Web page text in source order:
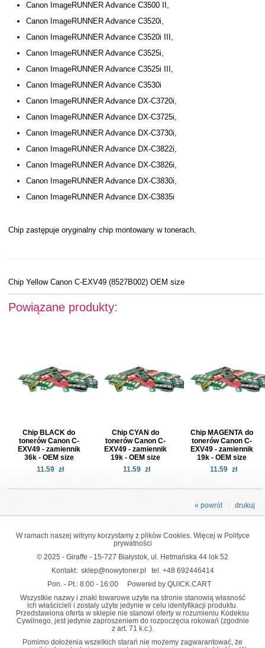
Canon ImageRUNNER Advance C3500 II,
Canon ImageRUNNER Advance C3520i,
Canon ImageRUNNER Advance C3520i III,
Canon ImageRUNNER Advance C3525i,
Canon ImageRUNNER Advance C3525i III,
Canon ImageRUNNER Advance C3530i
Canon ImageRUNNER Advance DX-C3720i,
Canon ImageRUNNER Advance DX-C3725i,
Canon ImageRUNNER Advance DX-C3730i,
Canon ImageRUNNER Advance DX-C3822i,
Canon ImageRUNNER Advance DX-C3826i,
Canon ImageRUNNER Advance DX-C3830i,
Canon ImageRUNNER Advance DX-C3835i
Chip zastępuje oryginalny chip montowany w tonerach.
Chip Yellow Canon C-EXV49 (8527B002) OEM size
Powiązane produkty:
Chip BLACK do
tonerów Canon C-
EXV49 - zamiennik
36k - OEM size
11.59 zł
Chip CYAN do
tonerów Canon C-
EXV49 - zamiennik
19k - OEM size
11.59 zł
Chip MAGENTA do
tonerów Canon C-
EXV49 - zamiennik
19k - OEM size
11.59 zł
drukuj
« powrót
W ramach naszej witryny korzystamy z plików Cookies. Więcej w Polityce
prywatności
© 2025 - Giraffe - 15-727 Białystok, ul. Hetmańska 44 lok 52
Kontakt: sklep@nowytoner.pl tel. +48 692446414
Pon. - Pt.: 8:00 - 16:00
Powered by QUICK.CART
Wszystkie nazwy i znaki towarowe użyte na stronie stanowią własność
ich właścicieli i zostały użyte jedynie w celu identyfikacji produktu.
Przedstawiona oferta w sklepie nie stanowi oferty w rozumieniu Kodeksu
Cywilnego, jest jedynie zaproszeniem do rozpoczęcia rokowań (zgodnie
z art. 71 k.c.).
Pomimo dołożenia wszelkich starań nie możemy zagwarantować, że